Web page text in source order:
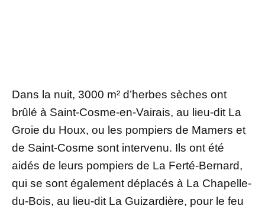
Dans la nuit, 3000 m² d’herbes sèches ont
brûlé à Saint-Cosme-en-Vairais, au lieu-dit La
Groie du Houx, ou les pompiers de Mamers et
de Saint-Cosme sont intervenu. Ils ont été
aidés de leurs pompiers de La Ferté-Bernard,
qui se sont également déplacés à La Chapelle-
du-Bois, au lieu-dit La Guizardière, pour le feu